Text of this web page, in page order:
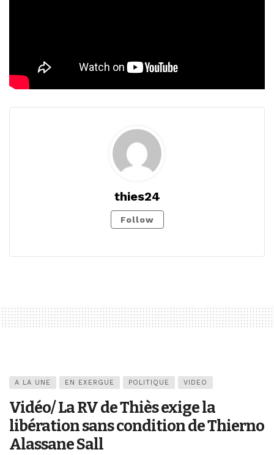
thies24
Follow
A LA UNE EN EXERGUE POLITIQUE VIDEO
Vidéo/ La RV de Thiès exige la
libération sans condition de Thierno
Alassane Sall